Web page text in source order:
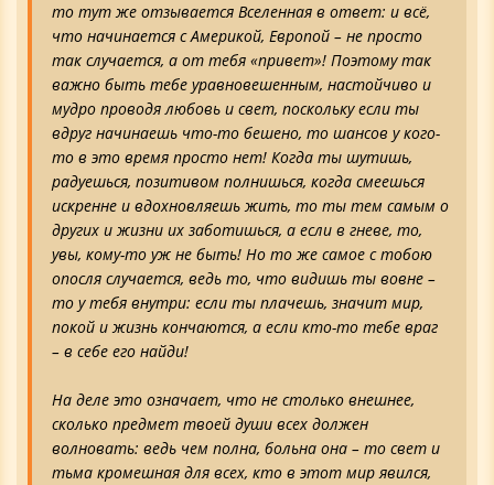
то тут же отзывается Вселенная в ответ: и всё,
что начинается с Америкой, Европой – не просто
так случается, а от тебя «привет»! Поэтому так
важно быть тебе уравновешенным, настойчиво и
мудро проводя любовь и свет, поскольку если ты
вдруг начинаешь что-то бешено, то шансов у кого-
то в это время просто нет! Когда ты шутишь,
радуешься, позитивом полнишься, когда смеешься
искренне и вдохновляешь жить, то ты тем самым о
других и жизни их заботишься, а если в гневе, то,
увы, кому-то уж не быть! Но то же самое с тобою
опосля случается, ведь то, что видишь ты вовне –
то у тебя внутри: если ты плачешь, значит мир,
покой и жизнь кончаются, а если кто-то тебе враг
– в себе его найди!
На деле это означает, что не столько внешнее,
сколько предмет твоей души всех должен
волновать: ведь чем полна, больна она – то свет и
тьма кромешная для всех, кто в этот мир явился,